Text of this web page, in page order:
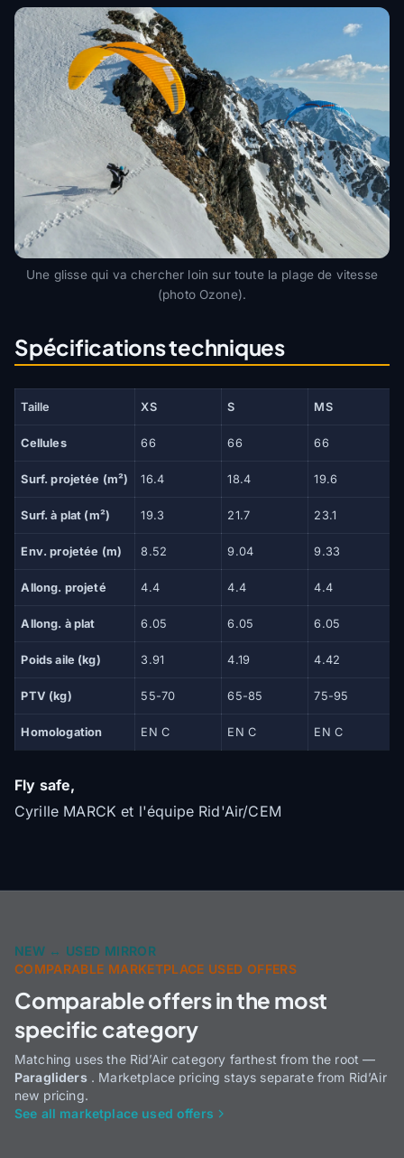
Une glisse qui va chercher loin sur toute la plage de vitesse
(photo Ozone).
Spécifications techniques
Taille XS S MS
Cellules 66 66 66
Surf. projetée (m²) 16.4 18.4 19.6
Surf. à plat (m²) 19.3 21.7 23.1
Env. projetée (m) 8.52 9.04 9.33
Allong. projeté 4.4 4.4 4.4
Allong. à plat 6.05 6.05 6.05
Poids aile (kg) 3.91 4.19 4.42
PTV (kg) 55-70 65-85 75-95
Homologation EN C EN C EN C
Fly safe,
Cyrille MARCK et l'équipe Rid'Air/CEM
NEW ↔ USED MIRROR
COMPARABLE MARKETPLACE USED OFFERS
Comparable offers in the most
specific category
Matching uses the Rid’Air category farthest from the root —
Paragliders. Marketplace pricing stays separate from Rid’Air
new pricing.
See all marketplace used offers